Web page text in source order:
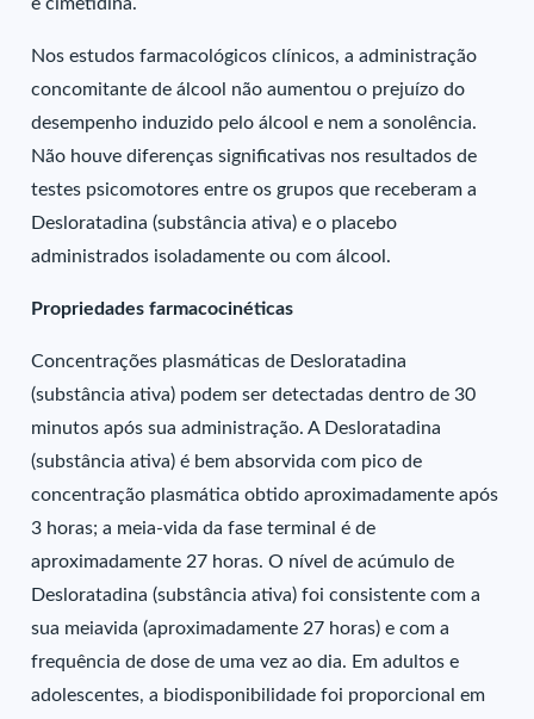
Nos estudos farmacológicos clínicos, a administração
concomitante de álcool não aumentou o prejuízo do
desempenho induzido pelo álcool e nem a sonolência.
Não houve diferenças significativas nos resultados de
testes psicomotores entre os grupos que receberam a
Desloratadina (substância ativa) e o placebo
administrados isoladamente ou com álcool.
Propriedades farmacocinéticas
Concentrações plasmáticas de Desloratadina
(substância ativa) podem ser detectadas dentro de 30
minutos após sua administração. A Desloratadina
(substância ativa) é bem absorvida com pico de
concentração plasmática obtido aproximadamente após
3 horas; a meia-vida da fase terminal é de
aproximadamente 27 horas. O nível de acúmulo de
Desloratadina (substância ativa) foi consistente com a
sua meiavida (aproximadamente 27 horas) e com a
frequência de dose de uma vez ao dia. Em adultos e
adolescentes, a biodisponibilidade foi proporcional em